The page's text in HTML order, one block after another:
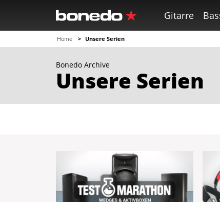
Gitarre
Home Unsere Serien
Bonedo Archive
Unsere Serien